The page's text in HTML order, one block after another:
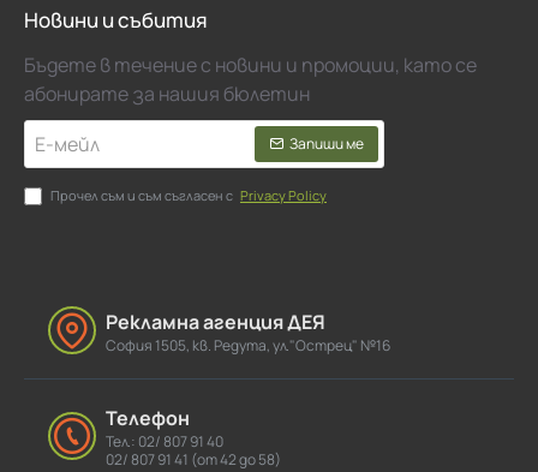
Новини и събития
Бъдете в течение с новини и промоции, като се
абонирате за нашия бюлетин
Е-
мейл
Запиши ме
Прочел съм и съм съгласен с Privacy Policy
Рекламна агенция ДЕЯ
София 1505, кв. Редута, ул."Острец" №16
Телефон
Тел.: 02/ 807 91 40
02/ 807 91 41 (от 42 до 58)